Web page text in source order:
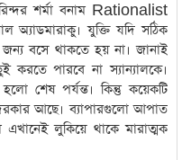
সুরিন্দর শর্মা বনাম Rationalist
অ্যাডমারাকু। যুক্তি যদি সঠিক
বসে থাকতে হয় না। জানাই
করতে পারবে না স্যান্যালকে।
শেষ পর্যন্ত। কিন্তু কয়েকটি
আছে। ব্যাপারগুলো আপাত
লুকিয়ে থাকে মারাত্মক